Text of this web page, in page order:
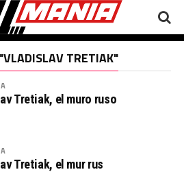
TRETIAK"
Tretiak, el muro ruso
Tretiak, el mur rus